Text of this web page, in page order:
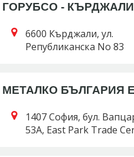
ГОРУБСО -
6600 Кърджали, ул.
Републиканска No 83
МЕТАЛКО БЪЛГАРИЯ
1407 София, бул.
53A, East Park Trade